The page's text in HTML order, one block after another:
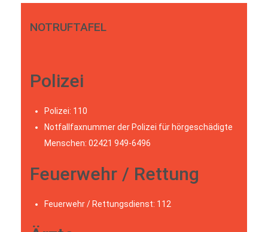
NOTRUFTAFEL
Polizei
Polizei: 110
Notfallfaxnummer der Polizei für hörgeschädigte
Menschen: 02421 949-6496
Feuerwehr / Rettung
Feuerwehr / Rettungsdienst: 112